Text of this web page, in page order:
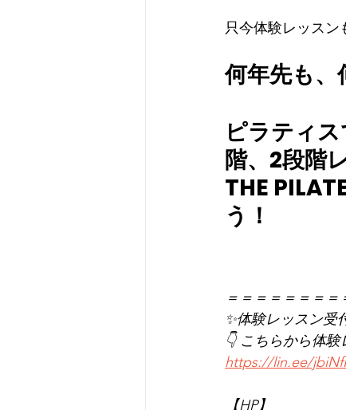
只今体験レッスン
何年先も、
ピラティ
階、2段階
THE
う！
＝＝＝＝＝＝＝
✨体験レッスン受
👇 こちらから体
https://lin.ee/
【HP】